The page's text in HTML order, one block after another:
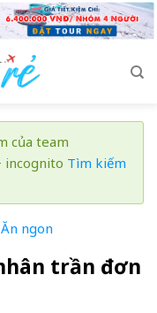
của team
incognito Tìm kiếm
Ăn ngon
trần đơn